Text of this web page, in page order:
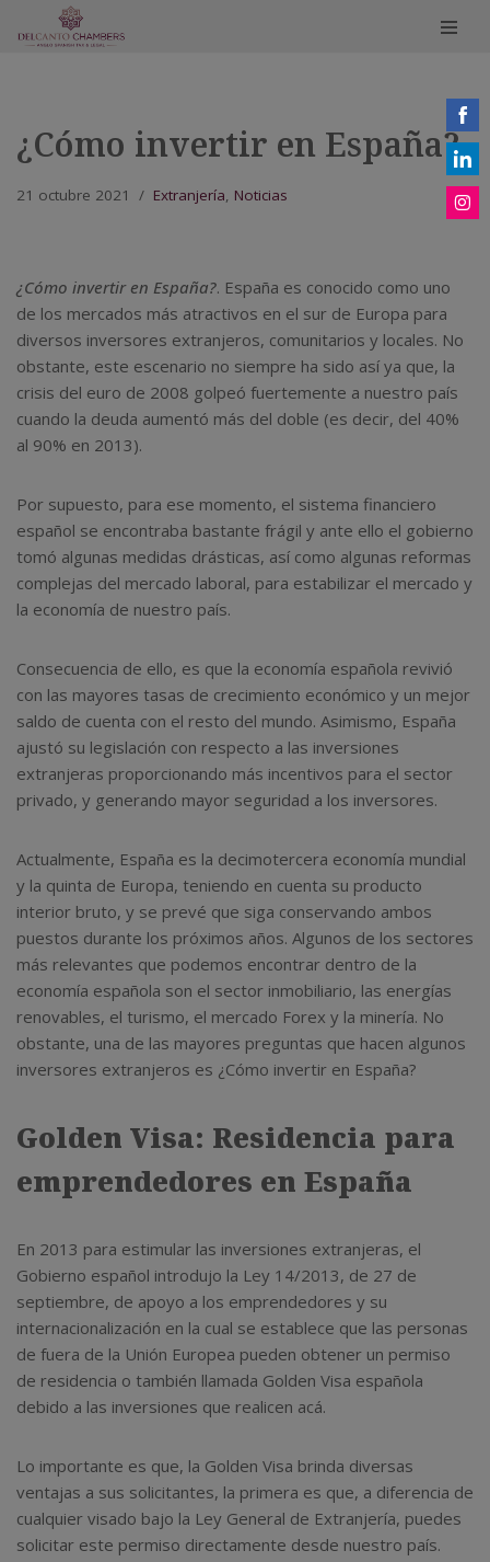
¿Cómo invertir en España?
21 octubre 2021 Extranjería, Noticias
¿Cómo invertir en España?. España es conocido como uno
de los mercados más atractivos en el sur de Europa para
diversos inversores extranjeros, comunitarios y locales. No
obstante, este escenario no siempre ha sido así ya que, la
crisis del euro de 2008 golpeó fuertemente a nuestro país
cuando la deuda aumentó más del doble (es decir, del 40%
al 90% en 2013).
Por supuesto, para ese momento, el sistema financiero
español se encontraba bastante frágil y ante ello el gobierno
tomó algunas medidas drásticas, así como algunas reformas
complejas del mercado laboral, para estabilizar el mercado y
la economía de nuestro país.
Consecuencia de ello, es que la economía española revivió
con las mayores tasas de crecimiento económico y un mejor
saldo de cuenta con el resto del mundo. Asimismo, España
ajustó su legislación con respecto a las inversiones
extranjeras proporcionando más incentivos para el sector
privado, y generando mayor seguridad a los inversores.
Actualmente, España es la decimotercera economía mundial
y la quinta de Europa, teniendo en cuenta su producto
interior bruto, y se prevé que siga conservando ambos
puestos durante los próximos años. Algunos de los sectores
más relevantes que podemos encontrar dentro de la
economía española son el sector inmobiliario, las energías
renovables, el turismo, el mercado Forex y la minería. No
obstante, una de las mayores preguntas que hacen algunos
inversores extranjeros es ¿Cómo invertir en España?
Golden Visa: Residencia para
emprendedores en España
En 2013 para estimular las inversiones extranjeras, el
Gobierno español introdujo la Ley 14/2013, de 27 de
septiembre, de apoyo a los emprendedores y su
internacionalización en la cual se establece que las personas
de fuera de la Unión Europea pueden obtener un permiso
de residencia o también llamada Golden Visa española
debido a las inversiones que realicen acá.
Lo importante es que, la Golden Visa brinda diversas
ventajas a sus solicitantes, la primera es que, a diferencia de
cualquier visado bajo la Ley General de Extranjería, puedes
solicitar este permiso directamente desde nuestro país.
Share
on
Share
on